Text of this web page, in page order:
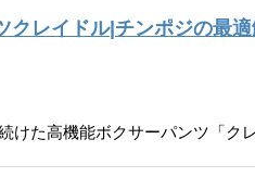
クレイドル|チンポジの最
けた高機能ボクサーパンツ「クレ